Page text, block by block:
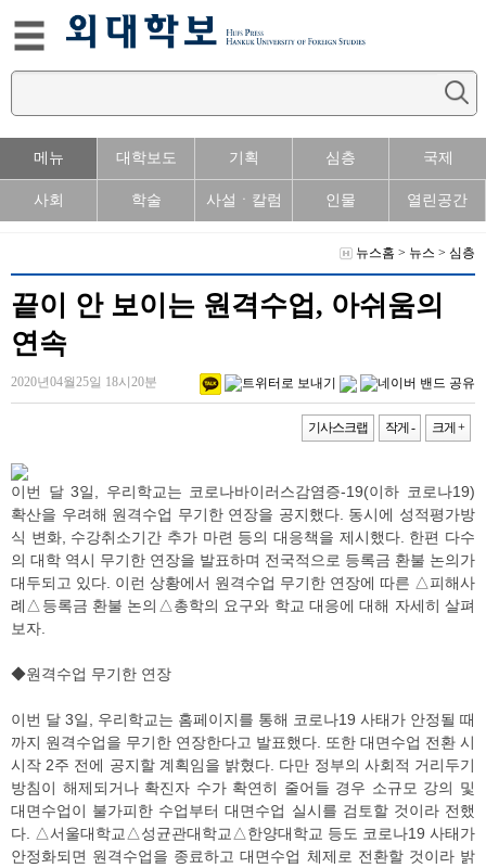
메뉴 대학보도 기획 심층 국제
사회 학술 사설ㆍ칼럼 인물 열린공간
뉴스홈 > 뉴스 > 심층
끝이 안 보이는 원격수업, 아쉬움의
연속
2020년04월25일 18시20분
기사스크랩 작게 - 크게 +
이번 달 3일, 우리학교는 코로나바이러스감염증-19(이하 코로나19)
확산을 우려해 원격수업 무기한 연장을 공지했다. 동시에 성적평가방
식 변화, 수강취소기간 추가 마련 등의 대응책을 제시했다. 한편 다수
의 대학 역시 무기한 연장을 발표하며 전국적으로 등록금 환불 논의가
대두되고 있다. 이런 상황에서 원격수업 무기한 연장에 따른 △피해사
례△등록금 환불 논의△총학의 요구와 학교 대응에 대해 자세히 살펴
보자.
◆원격수업 무기한 연장
이번 달 3일, 우리학교는 홈페이지를 통해 코로나19 사태가 안정될 때
까지 원격수업을 무기한 연장한다고 발표했다. 또한 대면수업 전환 시
시작 2주 전에 공지할 계획임을 밝혔다. 다만 정부의 사회적 거리두기
방침이 해제되거나 확진자 수가 확연히 줄어들 경우 소규모 강의 및
대면수업이 불가피한 수업부터 대면수업 실시를 검토할 것이라 전했
다. △서울대학교△성균관대학교△한양대학교 등도 코로나19 사태가
안정화되면 원격수업을 종료하고 대면수업 체제로 전환할 것이라 밝